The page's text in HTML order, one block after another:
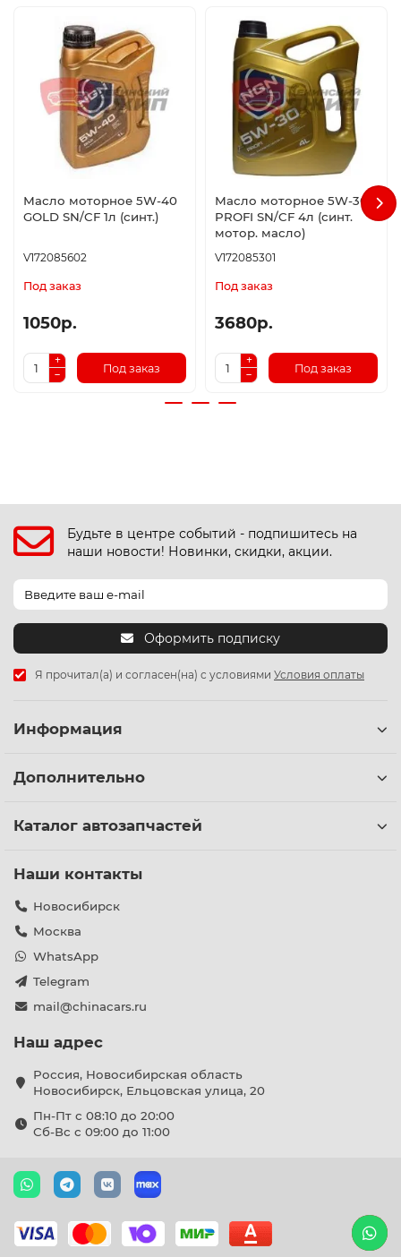
Масло моторное 5W-40
GOLD SN/CF 1л (синт.)
V172085602
Под заказ
1050р.
Под заказ
Масло моторное 5W-30
PROFI SN/CF 4л (синт.
мотор. масло)
V172085301
Под заказ
3680р.
Под заказ
Будьте в центре событий - подпишитесь на
наши новости! Новинки, скидки, акции.
Оформить подписку
Я прочитал(а) и согласен(на) с условиями Условия оплаты
Информация
Дополнительно
Каталог автозапчастей
Наши контакты
Новосибирск
Москва
WhatsApp
Telegram
mail@chinacars.ru
Наш адрес
Россия, Новосибирская область
Новосибирск, Ельцовская улица, 20
Пн-Пт с 08:10 до 20:00
Сб-Вс с 09:00 до 11:00